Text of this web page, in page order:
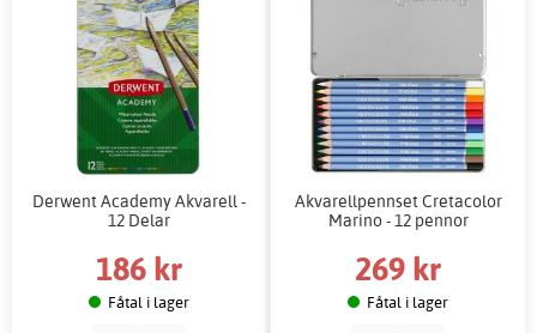
Derwent Academy Akvarell -
12 Delar
186 kr
Fåtal i lager
Akvarellpennset Cretacolor
Marino - 12 pennor
269 kr
Fåtal i lager